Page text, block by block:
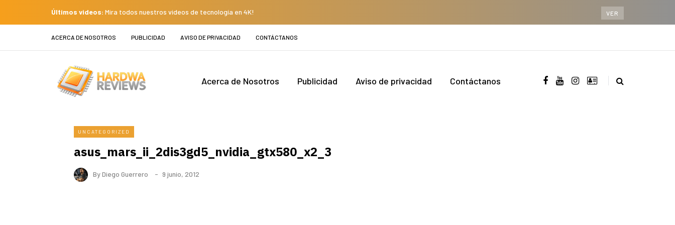
Últimos videos: Mira todos nuestros videos de tecnología en 4K! VER
ACERCA DE NOSOTROS PUBLICIDAD AVISO DE PRIVACIDAD CONTÁCTANOS
Acerca de Nosotros Publicidad Aviso de privacidad Contáctanos
UNCATEGORIZED
asus_mars_ii_2dis3gd5_nvidia_gtx580_x2_3
ByDiego Guerrero 9 junio, 2012